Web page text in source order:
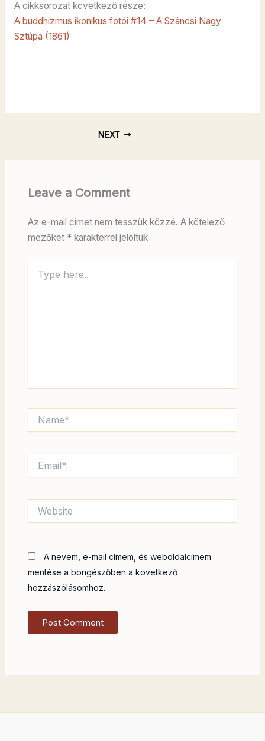
A cikksorozat következő része:
A buddhizmus ikonikus fotói #14 – A Száncsi Nagy
Sztúpa (1861)
NEXT
Leave a Comment
Az e-mail címet nem tesszük közzé. A kötelező
mezőket * karakterrel jelöltük
here..
A nevem, e-mail címem, és weboldalcímem
mentése a böngészőben a következő
hozzászólásomhoz.